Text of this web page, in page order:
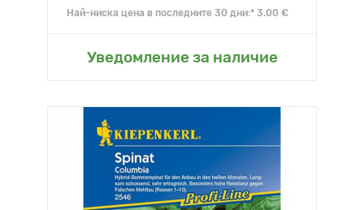
Най-ниска цена в последните 30 дни:* 3.00 €
Уведомление за наличие